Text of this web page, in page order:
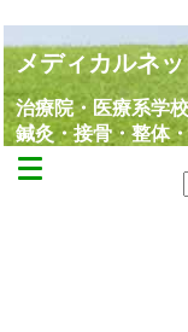
メディカルネ
治療院・医療系学
鍼灸・接骨・整体